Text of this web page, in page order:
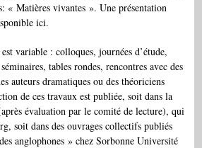
« Matières vivantes ». Une présentation
ici.
variable : colloques, journées d’étude,
tables rondes, rencontres avec des
auteurs dramatiques ou des théoriciens
de ces travaux est publiée, soit dans la
évaluation par le comité de lecture), qui
soit dans des ouvrages collectifs publiés
anglophones » chez Sorbonne Université